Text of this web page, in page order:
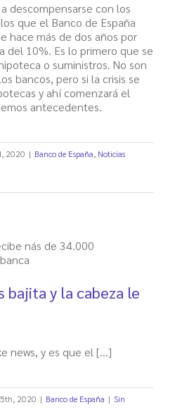
descompensarse con los
que el Banco de España
hace más de dos años por
del 10%. Es lo primero que se
o suministros. No son
bancos, pero si la crisis se
y ahí comenzará el
antecedentes.
2020 | Banco de España Noticias
bajita y la cabeza le
news, y es que el [...]
2020 | Banco de España | Sin